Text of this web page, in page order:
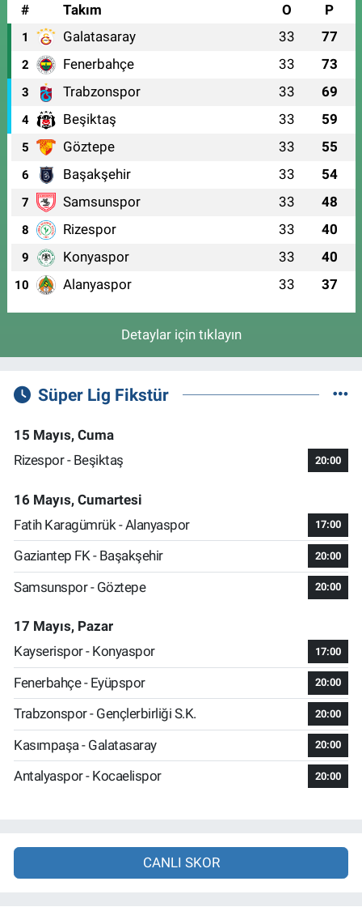
#
Takım O P
1 Galatasaray 33 77
2 Fenerbahçe 33 73
3 Trabzonspor 33 69
4 Beşiktaş 33 59
5 Göztepe 33 55
6 Başakşehir 33 54
7 Samsunspor 33 48
8 Rizespor 33 40
9 Konyaspor 33 40
10 Alanyaspor 33 37
Detaylar için tıklayın
Süper Lig Fikstür
15 Mayıs, Cuma
Rizespor - Beşiktaş
20:00
16 Mayıs, Cumartesi
Fatih Karagümrük - Alanyaspor
17:00
Gaziantep FK - Başakşehir 20:00
Samsunspor - Göztepe 20:00
17 Mayıs, Pazar
Kayserispor - Konyaspor
17:00
Fenerbahçe - Eyüpspor 20:00
Trabzonspor - Gençlerbirliği S.K. 20:00
Kasımpaşa - Galatasaray 20:00
Antalyaspor - Kocaelispor 20:00
CANLI SKOR